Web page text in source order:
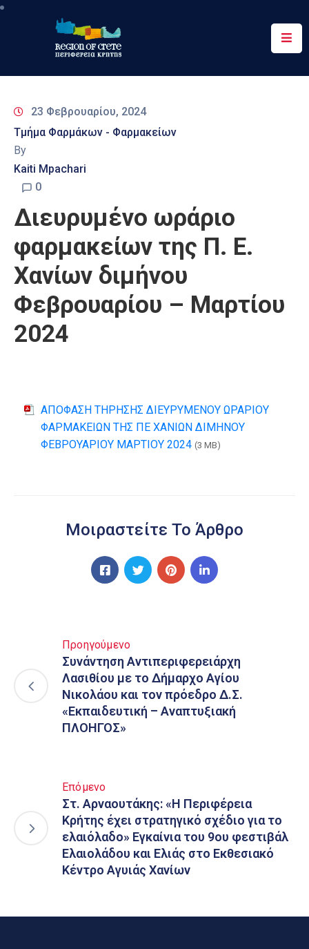
Περιφέρεια
Έργα
&
Δράσεις
Ψηφιακές
Επικοινωνία
23 Φεβρουαρίου, 2024
Τμήμα Φαρμάκων - Φαρμακείων
By
Kaiti Mpachari
0
Διευρυμένο ωράριο
φαρμακείων της Π. Ε.
Χανίων διμήνου
Φεβρουαρίου – Μαρτίου
2024
ΑΠΟΦΑΣΗ ΤΗΡΗΣΗΣ ΔΙΕΥΡΥΜΕΝΟΥ ΩΡΑΡΙΟΥ
ΦΑΡΜΑΚΕΙΩΝ ΤΗΣ ΠΕ ΧΑΝΙΩΝ ΔΙΜΗΝΟΥ
ΦΕΒΡΟΥΑΡΙΟΥ ΜΑΡΤΙΟΥ 2024 (3 MB)
Μοιραστείτε Το Άρθρο
Προηγούμενο
Συνάντηση Αντιπεριφερειάρχη
Λασιθίου με το Δήμαρχο Αγίου
Νικολάου και τον πρόεδρο Δ.Σ.
«Εκπαιδευτική – Αναπτυξιακή
ΠΛΟΗΓΟΣ»
Επόμενο
Στ. Αρναουτάκης: «Η Περιφέρεια
Κρήτης έχει στρατηγικό σχέδιο για το
ελαιόλαδο» Εγκαίνια του 9ου φεστιβάλ
Ελαιολάδου και Ελιάς στο Εκθεσιακό
Κέντρο Αγυιάς Χανίων